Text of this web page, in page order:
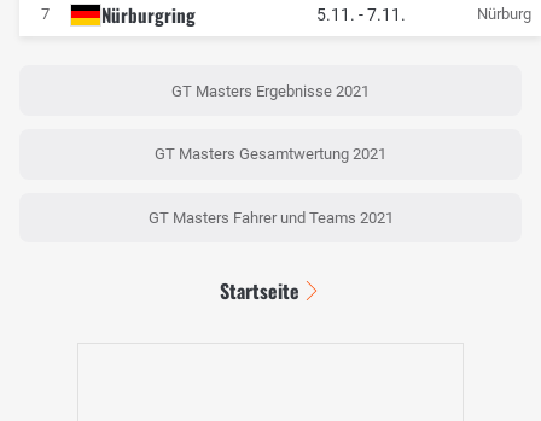
7 Nürburgring 5.11. -7.11. Nürburg
GT Masters Ergebnisse 2021
GT Masters Gesamtwertung 2021
GT Masters Fahrer und Teams 2021
Startseite